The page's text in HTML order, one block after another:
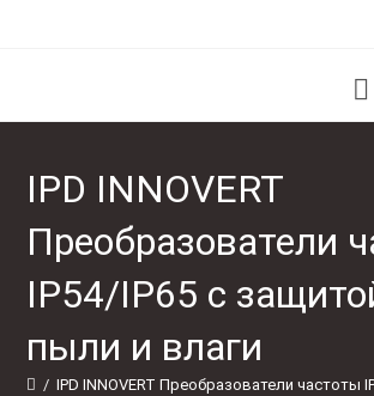
IPD INNOVERT
Преобразователи
IP54/IP65 с
пыли и влаги
/ IPD INNOVERT Преобразователи частоты